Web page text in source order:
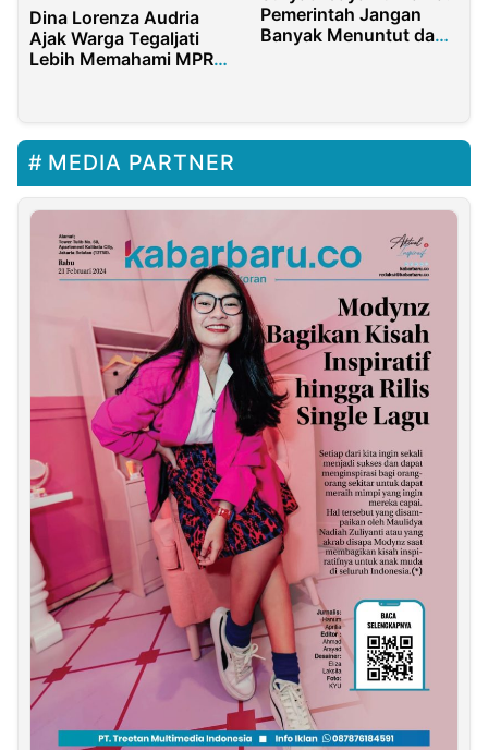
Dina Lorenza Audria
Ajak Warga Tegaljati
Lebih Memahami MPR
Pemerintah Jangan
Banyak Menuntut dan
MEDIA PARTNER